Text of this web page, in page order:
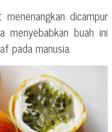
dicampur
menyebabkan buah ini
pada manusia.